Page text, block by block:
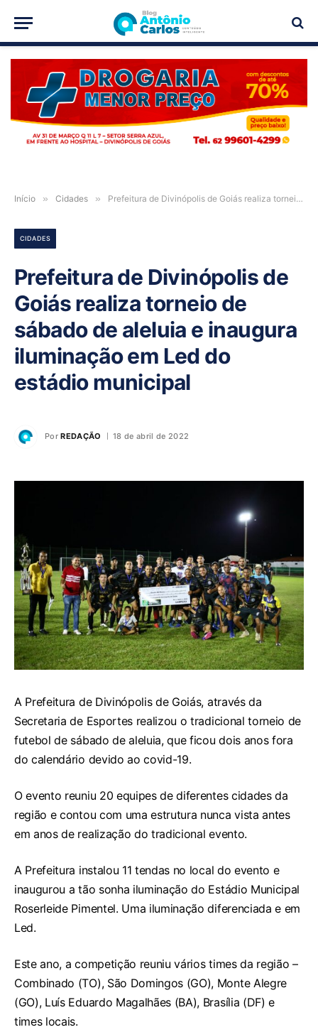
PUBLICIDADE
Início » Cidades » Prefeitura de Divinópolis de Goiás realiza torneio de sábado de aleluia e inaugura iluminação em Led do estádio municipal
CIDADES
Prefeitura de Divinópolis de
Goiás realiza torneio de
sábado de aleluia e inaugura
iluminação em Led do
estádio municipal
Por REDAÇÃO 18 de abril de 2022
A Prefeitura de Divinópolis de Goiás, através da
Secretaria de Esportes realizou o tradicional torneio de
futebol de sábado de aleluia, que ficou dois anos fora
do calendário devido ao covid-19.
O evento reuniu 20 equipes de diferentes cidades da
região e contou com uma estrutura nunca vista antes
em anos de realização do tradicional evento.
A Prefeitura instalou 11 tendas no local do evento e
inaugurou a tão sonha iluminação do Estádio Municipal
Roserleide Pimentel. Uma iluminação diferenciada e em
Led.
Este ano, a competição reuniu vários times da região –
Combinado (TO), São Domingos (GO), Monte Alegre
(GO), Luís Eduardo Magalhães (BA), Brasília (DF) e
times locais.